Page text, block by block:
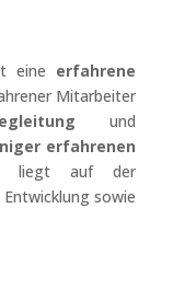
eine erfahrene
Mitarbeiter
und
erfahrenen
liegt auf der
sowie